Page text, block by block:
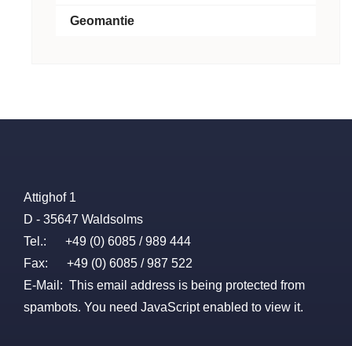
Geomantie
Attighof 1
D - 35647 Waldsolms
Tel.: +49 (0) 6085 / 989 444
Fax: +49 (0) 6085 / 987 522
E-Mail: This email address is being protected from
spambots. You need JavaScript enabled to view it.